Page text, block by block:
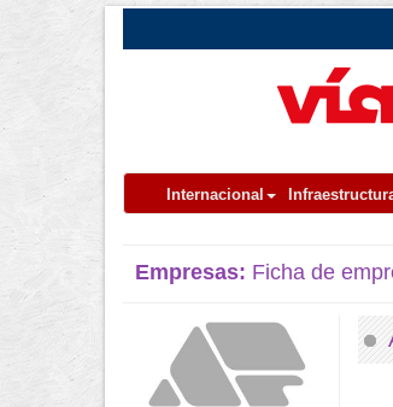
Internacional
Empresas: Ficha de